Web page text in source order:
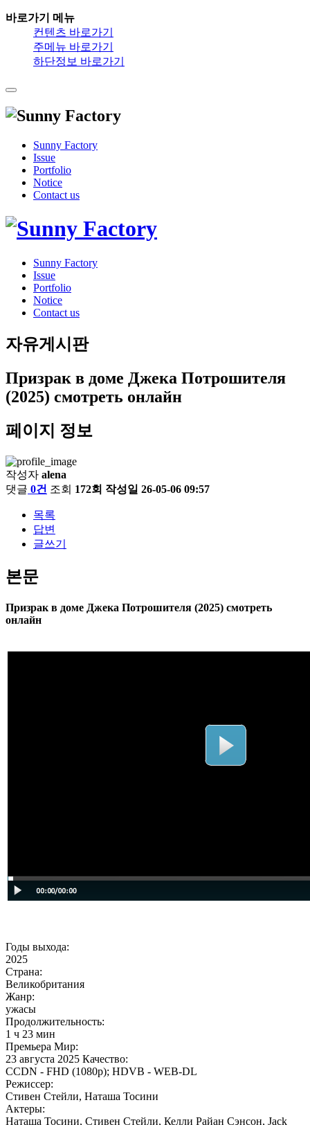
바로가기 메뉴
컨텐츠 바로가기
주메뉴 바로가기
하단정보 바로가기
Sunny Factory
Issue
Portfolio
Notice
Contact us
Sunny Factory
Issue
Portfolio
Notice
Contact us
자유게시판
Призрак в доме Джека Потрошителя
(2025) смотреть онлайн
페이지 정보
작성자 alena
댓글 0건 조회 172회 작성일 26-05-06 09:57
목록
답변
글쓰기
본문
Призрак в доме Джека Потрошителя (2025) смотреть
онлайн
Годы выхода:
2025
Страна:
Великобритания
Жанр:
ужасы
Продолжительность:
1 ч 23 мин
Премьера Мир:
23 августа 2025 Качество:
CCDN - FHD (1080p); HDVB - WEB-DL
Режиссер:
Стивен Стейли, Наташа Тосини
Актеры:
Наташа Тосини, Стивен Стейли, Келли Райан Сэнсон, Jack